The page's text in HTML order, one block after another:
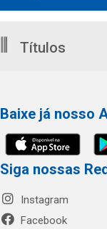
Títulos
Baixe já nosso
Siga nossas
Instagram
Facebook